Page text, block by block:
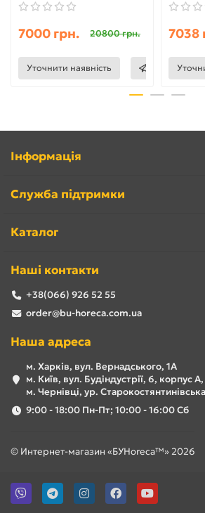
7000 грн. 20800 грн.
Уточнити наявність
7038
Інформація
Служба підтримки
Каталог
Наші контакти
+38(066) 926 52 55
order@bu-horeca.com.ua
Наша адреса
м. Харків, вул. Вернадського, 1А
м. Київ, вул. Будіндустрії, 6, корпус А,
м. Чернівці, ур.
9:00 - 18:00 Пн-Пт; 10:00 - 16:00 Сб
© Интернет-магазин «БУHoreca™» 2026